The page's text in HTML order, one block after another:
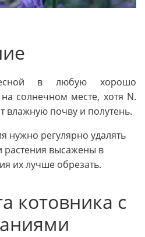
в любую хорошо
солнечном месте, хотя N.
влажную почву и полу­тень.
нужно регулярно удалять
растения высажены в
их лучше обрезать.
котовника с